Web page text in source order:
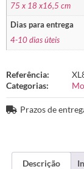
75 x 18 x16,5 cm
Dias para entrega
4-10 dias úteis
Referência:
Categorias:
Prazos de
Descrição